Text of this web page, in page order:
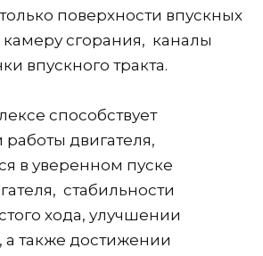
поверхности впускных
камеру сгорания, каналы
впускного тракта.
способствует
двигателя,
в уверенном пуске
стабильности
хода, улучшении
а также достижении